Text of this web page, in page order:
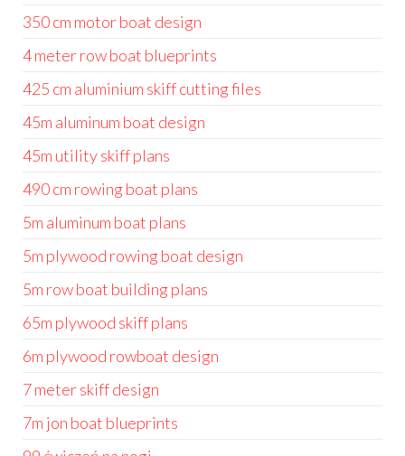
350 cm motor boat design
4 meter row boat blueprints
425 cm aluminium skiff cutting files
45m aluminum boat design
45m utility skiff plans
490 cm rowing boat plans
5m aluminum boat plans
5m plywood rowing boat design
5m row boat building plans
65m plywood skiff plans
6m plywood rowboat design
7 meter skiff design
7m jon boat blueprints